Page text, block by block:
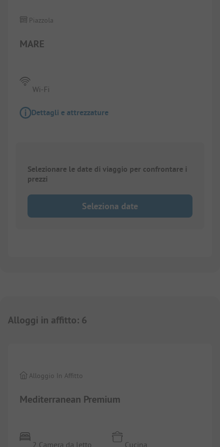
MARE
Piazzola
Wi-Fi
Dettagli e attrezzature
Selezionare le date di viaggio per confrontare i
prezzi
Seleziona date
Alloggi in affitto: 6
Mediterranean Premium
Alloggio In Affitto
2 Camera da letto Cucina